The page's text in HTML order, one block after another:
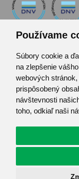
Používame
Súbory cookie a
na zlepšenie
webových
prispôsobený
návštevnosti
toho, odkiaľ naši
Kontakt
Pozvánka do
Zoznam použitých
Mapa stránok
RSS
Centrum predvolieb